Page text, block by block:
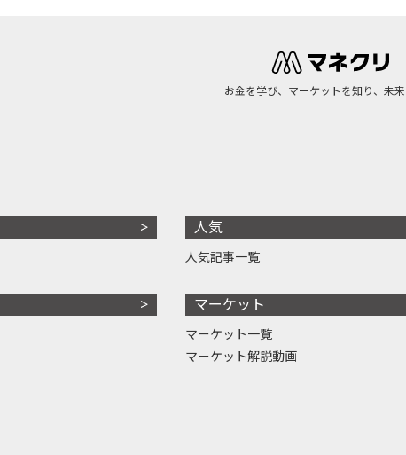
お金を学び、マーケットを知り、未来
人気
人気記事一覧
マーケット
マーケット一覧
マーケット解説動画